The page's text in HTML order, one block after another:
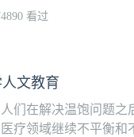
以才有所谓的传统医
而言，死亡有一个哲
量太差。自己做了
生的健康，死的愉悦
看过
文教育
们在解决温饱问题
疗领域继续不平衡和